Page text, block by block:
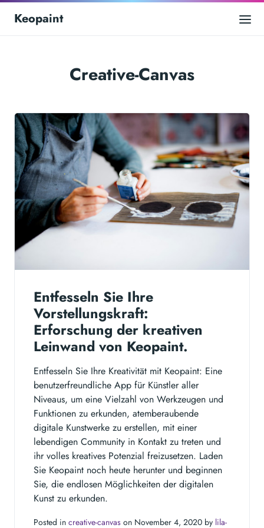
Keopaint
Creative-Canvas
Entfesseln Sie Ihre
Vorstellungskraft:
Erforschung der kreativen
Leinwand von Keopaint.
Entfesseln Sie Ihre Kreativität mit Keopaint: Eine
benutzerfreundliche App für Künstler aller
Niveaus, um eine Vielzahl von Werkzeugen und
Funktionen zu erkunden, atemberaubende
digitale Kunstwerke zu erstellen, mit einer
lebendigen Community in Kontakt zu treten und
ihr volles kreatives Potenzial freizusetzen. Laden
Sie Keopaint noch heute herunter und beginnen
Sie, die endlosen Möglichkeiten der digitalen
Kunst zu erkunden.
Posted in creative-canvas on November 4, 2020 by lila-